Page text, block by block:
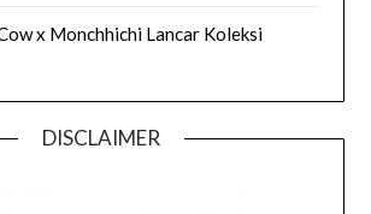
x Monchhichi Lancar Koleksi
DISCLAIMER